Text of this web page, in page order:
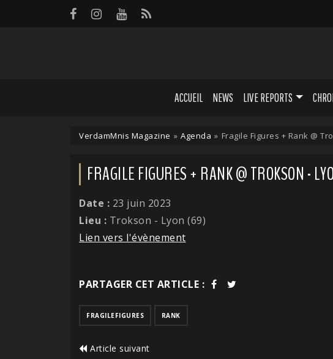
ACCUEIL NEWS LIVE REPORTS
VerdamMnis Magazine » Agenda » Fragile Figures + Rank @
FRAGILE FIGURES + RANK @ TROKSON -
Date : 23 juin 2023
Lieu : Trokson - Lyon (69)
Lien vers l'évènement
PARTAGER CET ARTICLE :
FRAGILEFIGURES RANK
Article suivant
Panneau de gestion des cookies